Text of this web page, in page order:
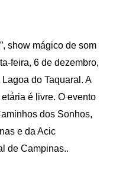
show mágico de som
feira, 6 de dezembro,
do Taquaral. A
é livre. O evento
dos Sonhos,
e da Acic
de Campinas..